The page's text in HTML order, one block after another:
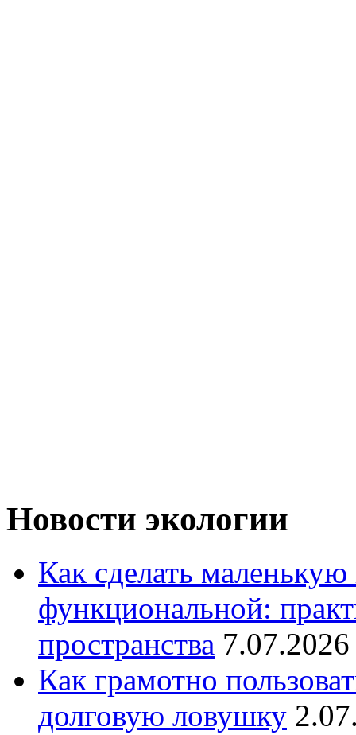
Новости экологии
Как сделать
функциональной:
пространства
Как грамотно
долговую ловушку